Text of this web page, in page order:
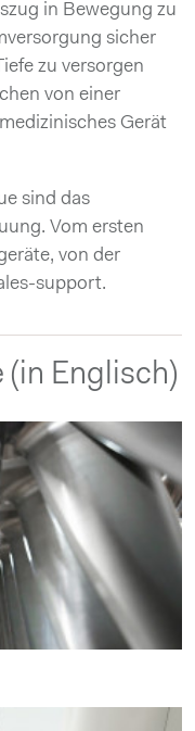
in Bewegung zu
sicher
zu versorgen
von einer
Gerät
sind das
Vom ersten
von der
support.
Englisch)